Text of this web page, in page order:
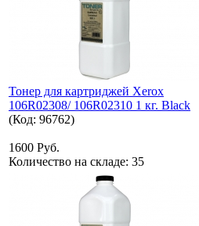
Тонер для картриджей Xerox
106R02308/ 106R02310 1 кг. Black
(Код: 96762)
1600 Руб.
Количество на складе: 35